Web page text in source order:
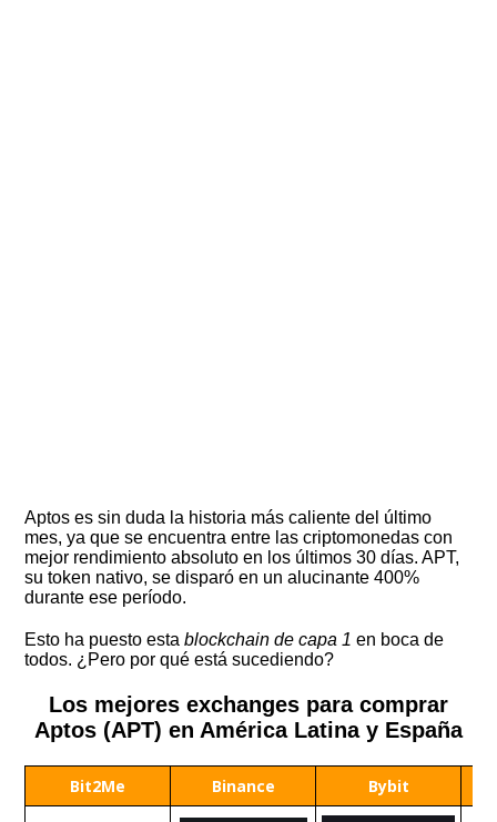
Aptos es sin duda la historia más caliente del último
mes, ya que se encuentra entre las criptomonedas con
mejor rendimiento absoluto en los últimos 30 días. APT,
su token nativo, se disparó en un alucinante 400%
durante ese período.
Esto ha puesto establockchain de capa 1 en boca de
todos. ¿Pero por qué está sucediendo?
Los mejores exchanges para comprar
Aptos (APT) en América Latina y España
Bit2Me Binance Bybit